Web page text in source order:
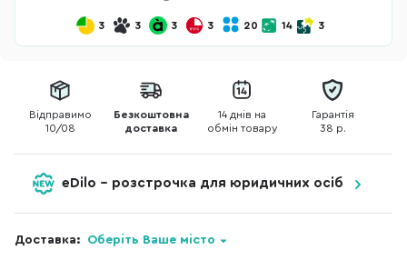
3 3 3 3 20 14 3
Відправимо
10/08
Безкоштовна
доставка
14 днів на
обмін товару
Гарантія
38 р.
eDilo - розстрочка для юридичних осіб
Доставка: Оберіть Ваше місто